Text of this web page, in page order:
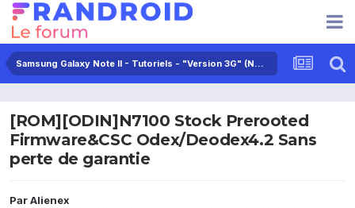
Samsung Galaxy Note II - Tutoriels - "Version 3G" (N7100 Uniquement)
[ROM][ODIN]N7100 Stock Prerooted
Firmware&CSC Odex/Deodex4.2 Sans
perte de garantie
ParAlienex